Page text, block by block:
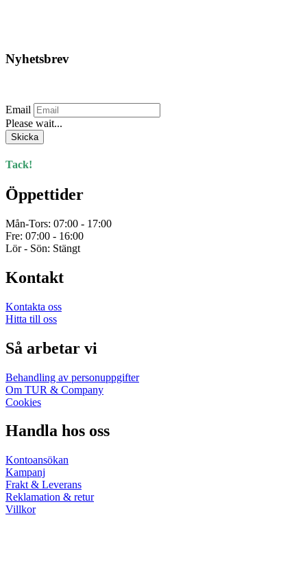
Nyhetsbrev
Email
Please wait...
Skicka
Tack!
Öppettider
Mån-Tors: 07:00 - 17:00
Fre: 07:00 - 16:00
Lör - Sön: Stängt
Kontakt
Kontakta oss
Hitta till oss
Så arbetar vi
Behandling av personuppgifter
Om TUR & Company
Cookies
Handla hos oss
Kontoansökan
Kampanj
Frakt & Leverans
Reklamation & retur
Villkor